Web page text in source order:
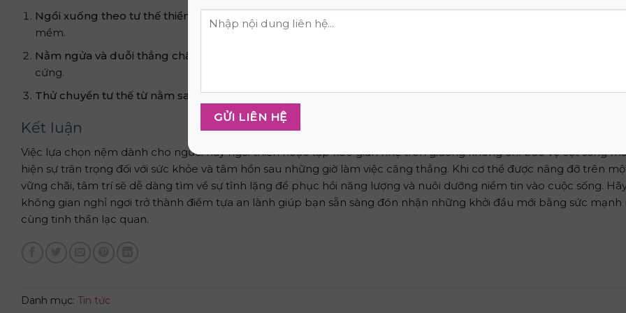
Ngồi xuống theo tư thế thiền (kiết già hoặc bán kiết già).
mềm.
Nằm ngửa và duỗi thẳng chân.
cứng.
Thử chuyển tư thế từ nằm sang ngồi.Nệm phù hợp không bị trượt hay biến dạng đột ngột khi bạn thay đổi
Kết luận
Việc lựa chọn nệm dành cho người hay ngồi thiền hoặc tập kéo giãn nhẹ trên giường không chỉ bảo vệ cột sống
hiện sự trân trọng đối với sức khỏe và tâm hồn sau những giờ làm việc căng thẳng. Khi cơ thể được nâng đỡ trên
vững chãi, tâm trí sẽ dễ dàng tìm về sự tĩnh lặng để phục hồi năng lượng và nuôi dưỡng niềm tin vào cuộc sống.
không gian nghỉ ngơi trở thành điểm tựa an lành giúp bạn sẵn sàng đón nhận những khởi đầu mới bằng sức mạnh
cùng tinh thần lạc quan.
Danh mục: Tin tức